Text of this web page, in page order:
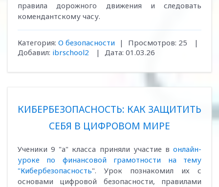
правила дорожного движения и следовать
комендантскому часу.
Категория: О безопасности | Просмотров: 25
|
Добавил: ibrschool2 | Дата: 01.03.26
КИБЕРБЕЗОПАСНОСТЬ: КАК ЗАЩИТИТЬ
СЕБЯ В ЦИФРОВОМ МИРЕ
Ученики 9 "а" класса приняли участие в онлайн-
уроке по финансовой грамотности на тему
"Кибербезопасность". Урок познакомил их с
основами цифровой безопасности, правилами